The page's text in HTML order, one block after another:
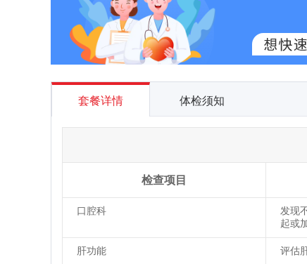
套餐详情 体检须知
检查项目
口腔科
发现
起或
肝功能 评估